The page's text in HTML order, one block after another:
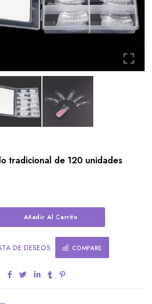
tradicional de 120 unidades
Añadir Al Carrito
DE DESEOS COMPARE